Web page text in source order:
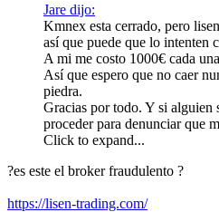
Jare dijo:
Kmnex esta cerrado, pero
así que puede que lo intenten
A mi me costo 1000€ cada
Así que espero que no caer
piedra.
Gracias por todo. Y si alguien
proceder para denunciar que
Click to expand...
?es este el broker fraudulento ?
https://lisen-trading.com/